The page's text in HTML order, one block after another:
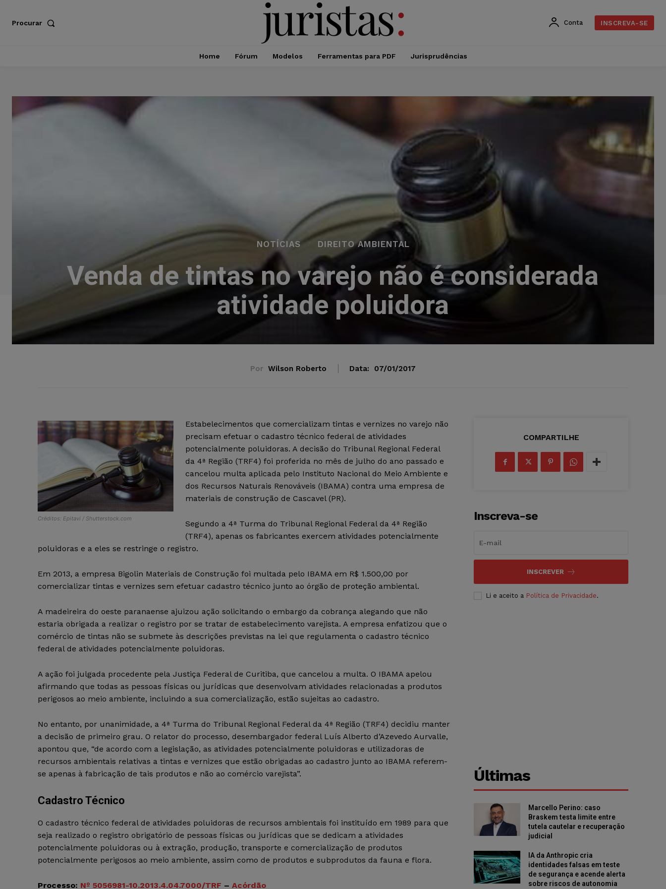
Procurar Conta INSCREVA-SE
Home Fórum Modelos Ferramentas para PDF Jurisprudências
NOTÍCIAS DIREITO AMBIENTAL
Venda de tintas no varejo não é considerada
atividade poluidora
Por Wilson Roberto Data: 07/01/2017
Créditos: Epitavi / Shutterstock.com
Estabelecimentos que comercializam tintas e vernizes no varejo não
precisam efetuar o cadastro técnico federal de atividades
potencialmente poluidoras. A decisão do Tribunal Regional Federal
da 4ª Região (TRF4) foi proferida no mês de julho do ano passado e
cancelou multa aplicada pelo Instituto Nacional do Meio Ambiente e
dos Recursos Naturais Renováveis (IBAMA) contra uma empresa de
materiais de construção de Cascavel (PR).
Segundo a 4ª Turma do Tribunal Regional Federal da 4ª Região
(TRF4), apenas os fabricantes exercem atividades potencialmente
poluidoras e a eles se restringe o registro.
Em 2013, a empresa Bigolin Materiais de Construção foi multada pelo IBAMA em R$ 1.500,00 por
comercializar tintas e vernizes sem efetuar cadastro técnico junto ao órgão de proteção ambiental.
A madeireira do oeste paranaense ajuizou ação solicitando o embargo da cobrança alegando que não
estaria obrigada a realizar o registro por se tratar de estabelecimento varejista. A empresa enfatizou que o
comércio de tintas não se submete às descrições previstas na lei que regulamenta o cadastro técnico
federal de atividades potencialmente poluidoras.
A ação foi julgada procedente pela Justiça Federal de Curitiba, que cancelou a multa. O IBAMA apelou
afirmando que todas as pessoas físicas ou jurídicas que desenvolvam atividades relacionadas a produtos
perigosos ao meio ambiente, incluindo a sua comercialização, estão sujeitas ao cadastro.
No entanto, por unanimidade, a 4ª Turma do Tribunal Regional Federal da 4ª Região (TRF4) decidiu manter
a decisão de primeiro grau. O relator do processo, desembargador federal Luís Alberto d’Azevedo Aurvalle,
apontou que, “de acordo com a legislação, as atividades potencialmente poluidoras e utilizadoras de
recursos ambientais relativas a tintas e vernizes que estão obrigadas ao cadastro junto ao IBAMA referem-
se apenas à fabricação de tais produtos e não ao comércio varejista”.
Cadastro Técnico
O cadastro técnico federal de atividades poluidoras de recursos ambientais foi instituído em 1989 para que
seja realizado o registro obrigatório de pessoas físicas ou jurídicas que se dedicam a atividades
potencialmente poluidoras ou à extração, produção, transporte e comercialização de produtos
potencialmente perigosos ao meio ambiente, assim como de produtos e subprodutos da fauna e flora.
Processo: Nº 5056981-10.2013.4.04.7000/TRF – Acórdão
COMPARTILHE
Inscreva-se
INSCREVER
Li e aceito a Política de Privacidade.
Últimas
Marcello Perino: caso
Braskem testa limite entre
tutela cautelar e recuperação
judicial
IA da Anthropic cria
identidades falsas em teste
de segurança e acende alerta
sobre riscos de autonomia